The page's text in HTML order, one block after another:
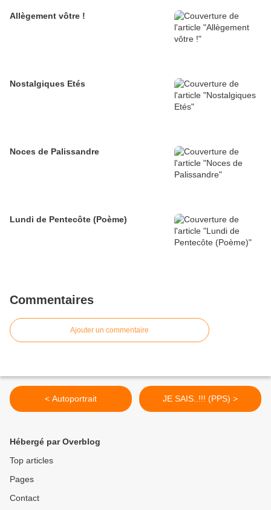
Allègement vôtre !
Nostalgiques Etés
Noces de Palissandre
Lundi de Pentecôte (Poème)
Commentaires
Ajouter un commentaire
< Autoportrait JE SAIS..!!! (PPS) >
Hébergé par Overblog
Top articles
Pages
Contact